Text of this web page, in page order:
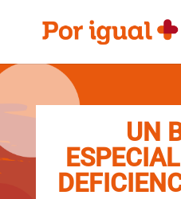
contenido
navegación
UN